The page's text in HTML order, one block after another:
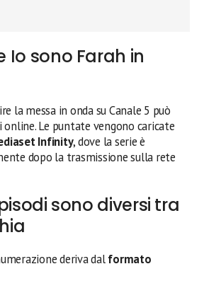
Io sono Farah in
la messa in onda su Canale 5 può
online. Le puntate vengono caricate
Infinity, dove la serie è
dopo la trasmissione sulla rete
sono diversi tra
deriva dalformato